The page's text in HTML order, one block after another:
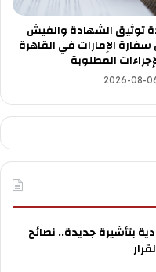
توثيق الشهادة والفيش
الإمارات في القاهرة
المطلوبة
2026-08-
بتأشيرة جديدة.. نصائح